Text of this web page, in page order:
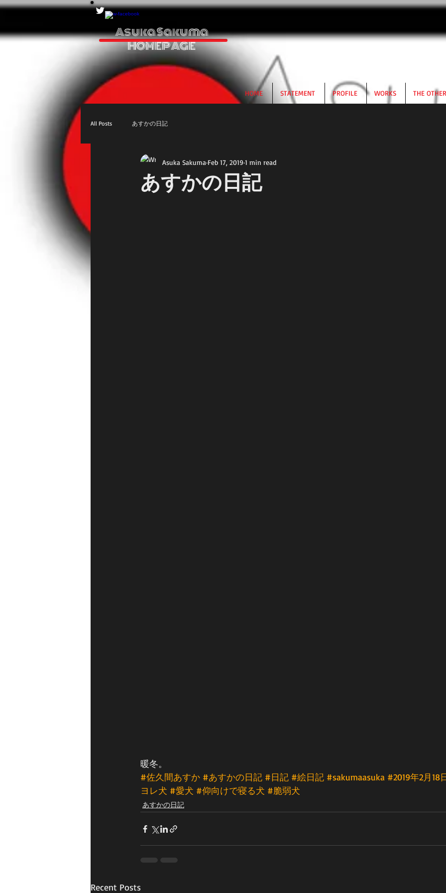
Asuka Sakuma
HOMEPAGE
HOME STATEMENT PROFILE WORKS THE
All Posts あすかの日記
あすかの日記
Asuka Sakuma Feb 17, 2019 1 min read
暖冬。
#佐久間あすか #あすかの日記 #日記 #絵日記 #sakumaasuka #2019年2月18
ヨレ犬 #愛犬 #仰向けで寝る犬 #脆弱犬
あすかの日記
Recent Posts